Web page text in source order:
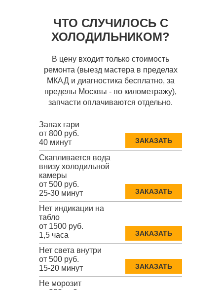
ЧТО СЛУЧИЛОСЬ С
ХОЛОДИЛЬНИКОМ?
В цену входит только стоимость
ремонта (выезд мастера в пределах
МКАД и диагностика бесплатно, за
пределы Москвы - по километражу),
запчасти оплачиваются отдельно.
Запах гари
от 800 руб.
40 минут
ЗАКАЗАТЬ
Скапливается вода
внизу холодильной
камеры
от 500 руб.
25-30 минут
ЗАКАЗАТЬ
Нет индикации на
табло
от 1500 руб.
1,5 часа
ЗАКАЗАТЬ
Нет света внутри
от 500 руб.
15-20 минут
ЗАКАЗАТЬ
Не морозит